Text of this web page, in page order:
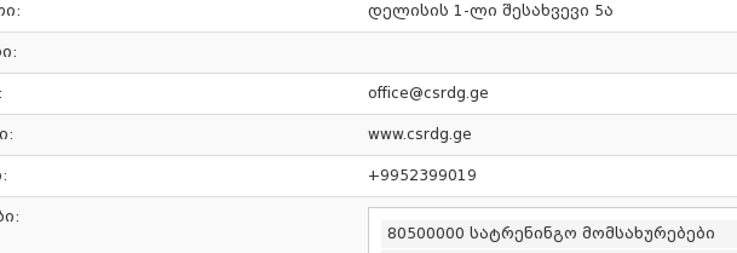
დელისის 1-ლი შესახვევი 5ა
office@csrdg.ge
www.csrdg.ge
+9952399019
80500000 სატრენინგო მომსახურებები